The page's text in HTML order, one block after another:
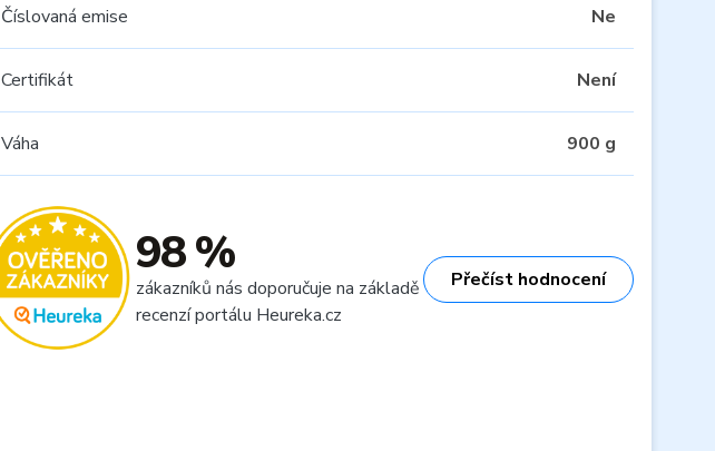
Číslovaná emise Ne
Certifikát Není
Váha 900 g
98 %
zákazníků nás doporučuje na základě
recenzí portálu Heureka.cz
Přečíst hodnocení